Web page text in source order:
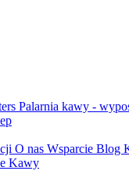
Palarnia kawy -
O nas Wsparcie Blog
Kawy